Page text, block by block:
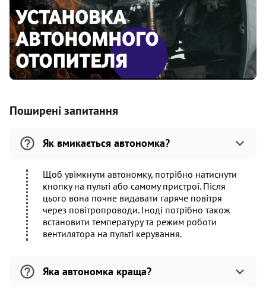
Поширені запитання
Як вмикається автономка?
Щоб увімкнути автономку, потрібно натиснути
кнопку на пульті або самому пристрої. Після
цього вона почне видавати гаряче повітря
через повітропроводи. Іноді потрібно також
встановити температуру та режим роботи
вентилятора на пульті керування.
Яка автономка краща?